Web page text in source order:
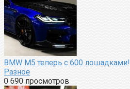
BMW M5 теперь с 600 лошадками!
Разное
0 690 просмотров